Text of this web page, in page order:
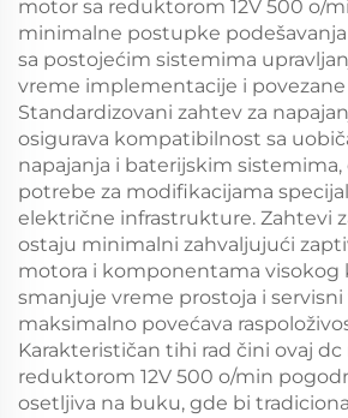
motor sa reduktorom 12V 500 o/
minimalne postupke
sa postojećim sistemima
vreme implementacije i povezane
Standardizovani zahtev za
osigurava kompatibilnost sa
napajanja i baterijskim
potrebe za modifikacijama
električne infrastrukture. Zahtevi
ostaju minimalni zahvaljujući
motora i komponentama visokog
smanjuje vreme prostoja i servisni
maksimalno povećava
Karakterističan tihi rad čini ovaj dc
reduktorom 12V 500 o/min
osetljiva na buku, gde bi